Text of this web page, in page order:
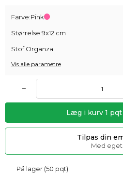
Farve:Pink
Størrelse:9x12 cm
Stof:Organza
Vis alle parametre
–
Læg i kurv 1 pqt
Tilpas din
Med
På lager (50 pqt)